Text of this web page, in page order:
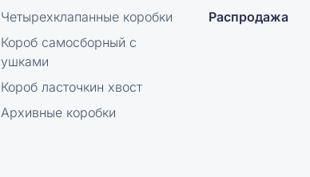
Четырехклапанные коробки
Короб самосборный с
ушками
Короб ласточкин хвост
Архивные коробки
Распродажа